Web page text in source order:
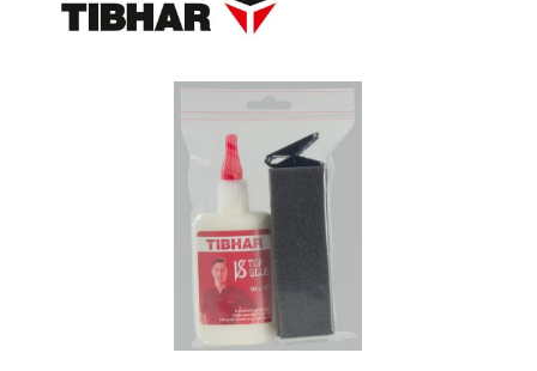
Bildergalerie überspringen